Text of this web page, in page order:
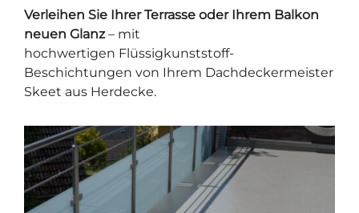
Verleihen Sie Ihrer Terrasse oder Ihrem Balkon
neuen Glanz– mit
hochwertigen Flüssigkunststoff-
Beschichtungen von Ihrem Dachdeckermeister
Skeet aus Herdecke.